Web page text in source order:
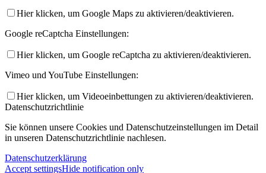
Hier klicken, um Google Maps zu aktivieren/deaktivieren.
Google reCaptcha Einstellungen:
Hier klicken, um Google reCaptcha zu aktivieren/deaktivieren.
Vimeo und YouTube Einstellungen:
Hier klicken, um Videoeinbettungen zu aktivieren/deaktivieren.
Datenschutzrichtlinie
Sie können unsere Cookies und Datenschutzeinstellungen im Detail
in unseren Datenschutzrichtlinie nachlesen.
Datenschutzerklärung
Accept settingsHide notification only